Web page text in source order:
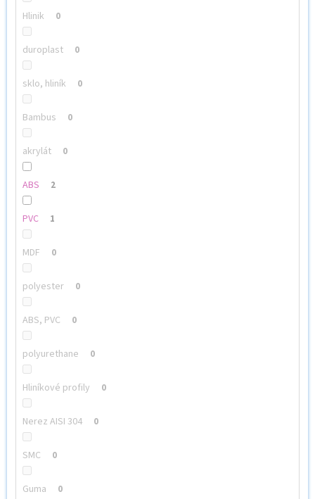
Hlinik 0
duroplast 0
sklo, hliník 0
Bambus 0
akrylát 0
ABS 2
PVC 1
MDF 0
polyester 0
ABS, PVC 0
polyurethane 0
Hliníkové profily 0
Nerez AISI 304 0
SMC 0
Guma 0